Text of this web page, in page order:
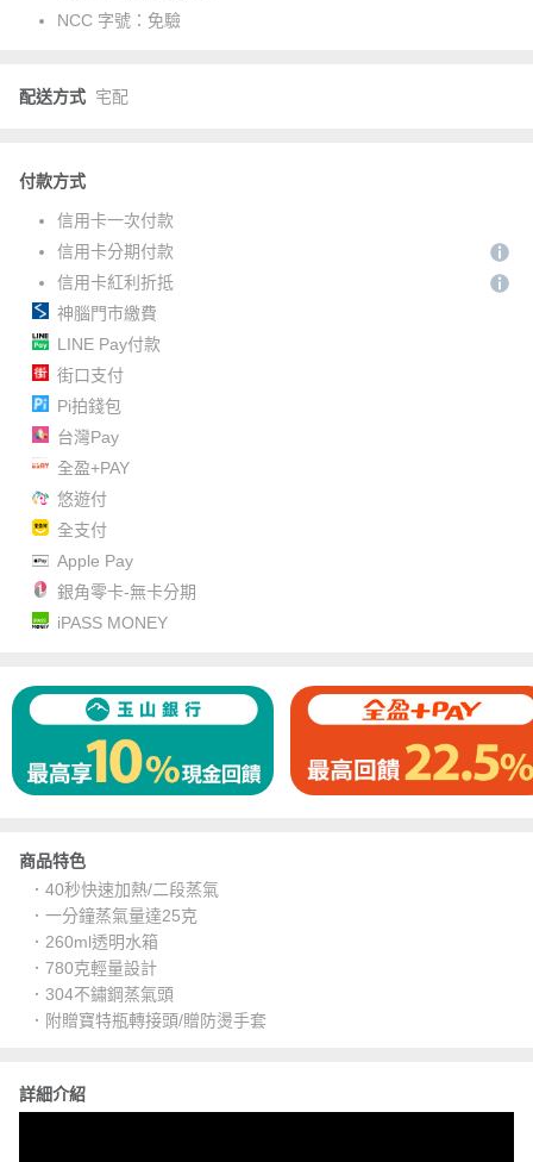
NCC 字號： 免驗
配送方式 宅配
付款方式
信用卡一次付款
信用卡分期付款
信用卡紅利折抵
神腦門市繳費
LINE Pay付款
街口支付
Pi拍錢包
台灣Pay
全盈+PAY
悠遊付
全支付
Apple Pay
銀角零卡-無卡分期
iPASS MONEY
商品特色
．40秒快速加熱/二段蒸氣
．一分鐘蒸氣量達25克
．260ml透明水箱
．780克輕量設計
．304不鏽鋼蒸氣頭
．附贈寶特瓶轉接頭/贈防燙手套
詳細介紹